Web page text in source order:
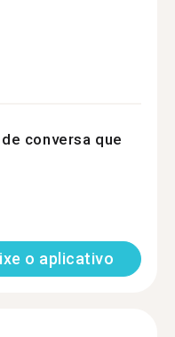
conversa que
o aplicativo